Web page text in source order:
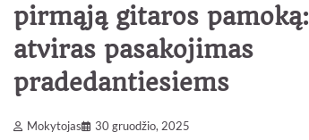
pirmąją gitaros pamoką:
atviras pasakojimas
pradedantiesiems
Mokytojas 30 gruodžio, 2025